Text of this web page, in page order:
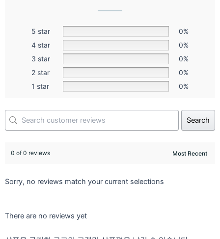
5 star
0%
4 star
0%
3 star
0%
2 star
0%
1 star
0%
Search
0 of 0 reviews
Sorry, no reviews match your current selections
There are no reviews yet